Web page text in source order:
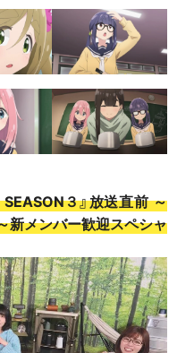
３』放送直前 ～
新メンバー歓迎スペシャ